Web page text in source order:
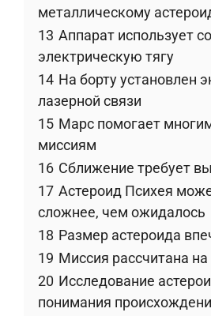
металлическому
13 Аппарат использует
электрическую тягу
14 На борту установлен
лазерной связи
15 Марс помогает
миссиям
16 Сближение требует
17 Астероид Психея
сложнее, чем ожидалось
18 Размер астероида
19 Миссия рассчитана
20 Исследование
понимания